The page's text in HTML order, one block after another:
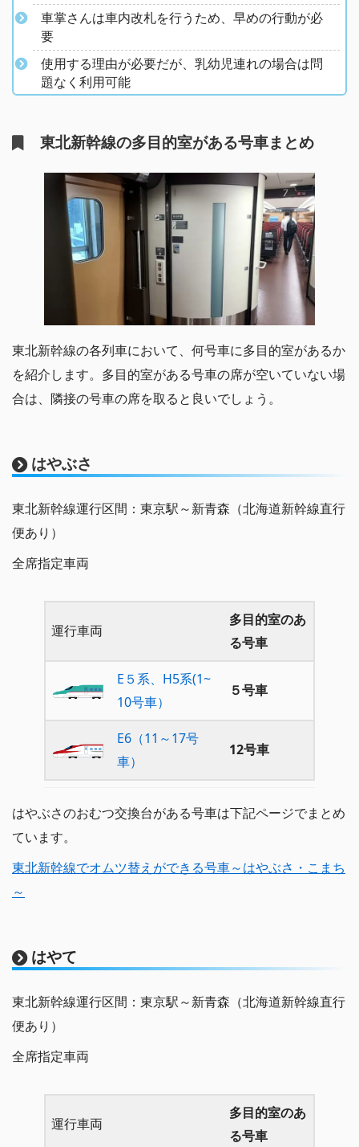
車掌さんは車内改札を行うため、早めの行動が必
要
使用する理由が必要だが、乳幼児連れの場合は問
題なく利用可能
東北新幹線の多目的室がある号車まとめ
東北新幹線の各列車において、何号車に多目的室があるか
を紹介します。多目的室がある号車の席が空いていない場
合は、隣接の号車の席を取ると良いでしょう。
はやぶさ
東北新幹線運行区間：東京駅～新青森（北海道新幹線直行
便あり）
全席指定車両
運行車両
多目的室のあ
る号車
E５系、H5系(1~
10号車）
５号車
E6（11～17号
車）
12号車
はやぶさのおむつ交換台がある号車は下記ページでまとめ
ています。
東北新幹線でオムツ替えができる号車～はやぶさ・こまち
～
はやて
東北新幹線運行区間：東京駅～新青森（北海道新幹線直行
便あり）
全席指定車両
運行車両
多目的室のあ
る号車